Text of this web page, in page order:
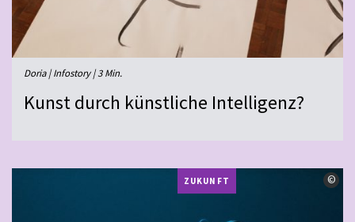
Doria | Infostory | 3 Min.
Kunst durch künstliche Intelligenz?
ZUKUNFT ©
©